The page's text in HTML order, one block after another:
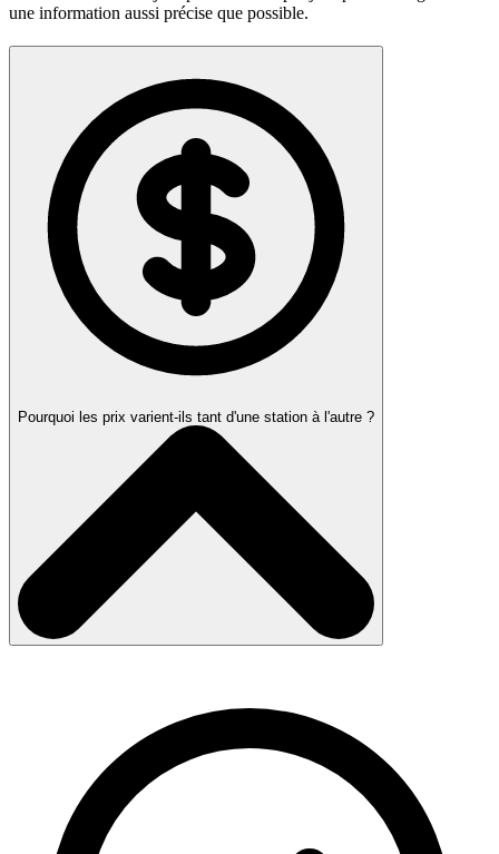
une information aussi précise que possible.
Pourquoi les prix varient-ils tant d'une station à l'autre ?